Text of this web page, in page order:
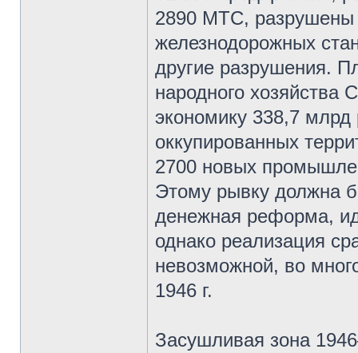
2890 МТС, разрушены
железнодорожных
другие разрушения.
народного хозяйства
экономику 338,7
оккупированных
2700 новых
Этому рывку должна
денежная реформа,
однако реализация
невозможной, во
1946 г.
Засушливая зона